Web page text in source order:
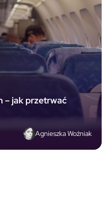
– jak przetrwać
Agnieszka Woźniak